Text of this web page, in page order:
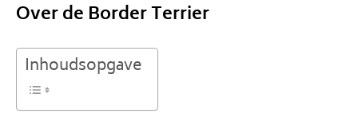
Over de Border Terrier
Inhoudsopgave